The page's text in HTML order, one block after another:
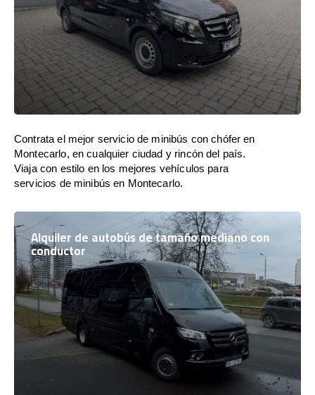
Contrata el mejor servicio de minibús con chófer en
Montecarlo, en cualquier ciudad y rincón del país.
Viaja con estilo en los mejores vehículos para
servicios de minibús en Montecarlo.
Alquiler de autobús de tamaño mediano con
conductor